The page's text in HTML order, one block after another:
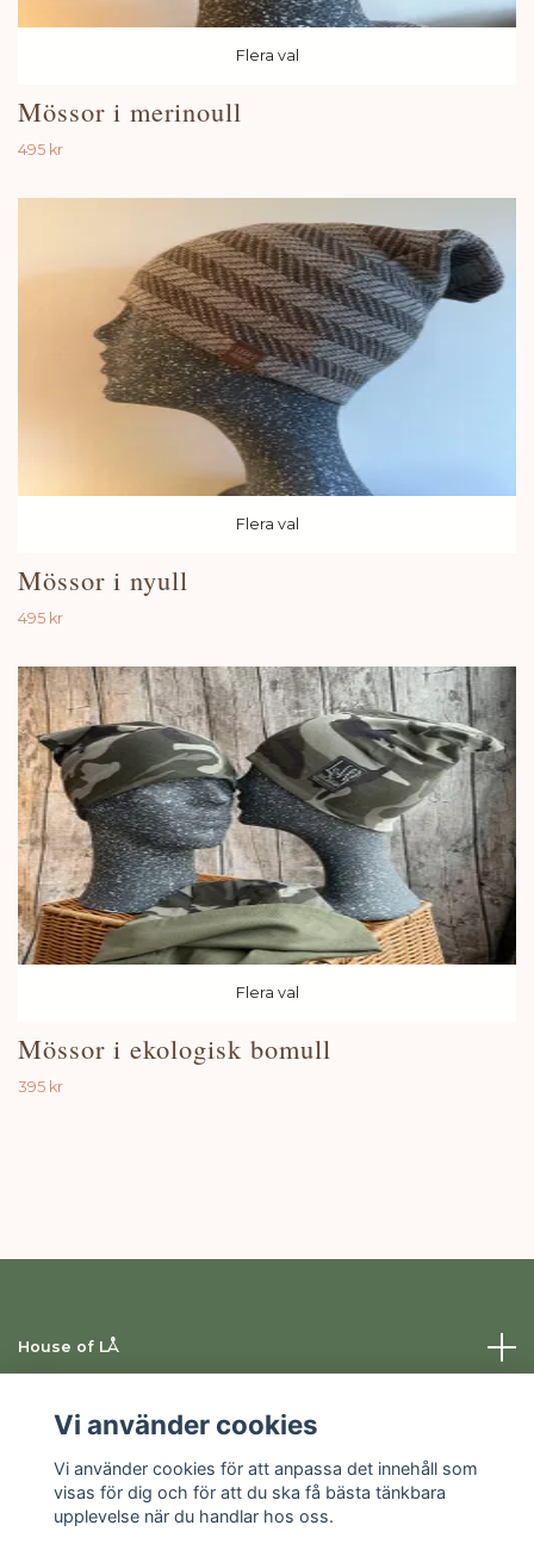
Flera val
Mössor i merinoull
495 kr
Flera val
Mössor i nyull
495 kr
Flera val
Mössor i ekologisk bomull
395 kr
House of LÅ
Sociala medier
Vi använder cookies
Vi använder cookies för att anpassa det innehåll som
visas för dig och för att du ska få bästa tänkbara
upplevelse när du handlar hos oss.